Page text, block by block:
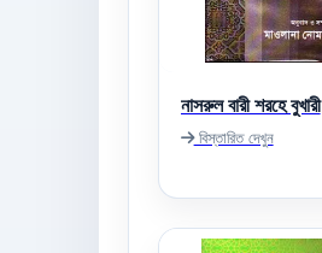
নাসরুল বারী শরহে বুখারী
বিস্তারিত দেখুন